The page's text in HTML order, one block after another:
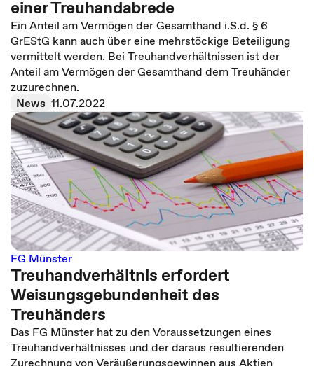
einer Treuhandabrede
Ein Anteil am Vermögen der Gesamthand i.S.d. § 6
GrEStG kann auch über eine mehrstöckige Beteiligung
vermittelt werden. Bei Treuhandverhältnissen ist der
Anteil am Vermögen der Gesamthand dem Treuhänder
zuzurechnen.
News 11.07.2022
FG Münster
Treuhandverhältnis erfordert
Weisungsgebundenheit des
Treuhänders
Das FG Münster hat zu den Voraussetzungen eines
Treuhandverhältnisses und der daraus resultierenden
Zurechnung von Veräußerungsgewinnen aus Aktien